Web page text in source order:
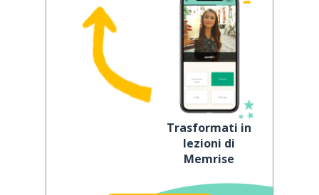
Trasformati in
lezioni di
Memrise